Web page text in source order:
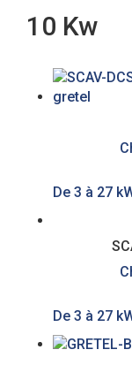
10 Kw
De 3 à 27
De 3 à 27